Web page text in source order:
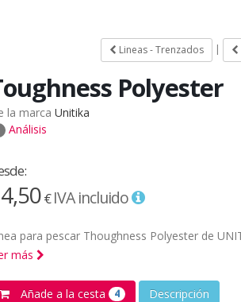
Lineas - Trenzados |
Polyester
la marca Unitika
Análisis
€IVA incluido
para pescar Thoughness Polyester de
más
Añade a la cesta 4 Descripción